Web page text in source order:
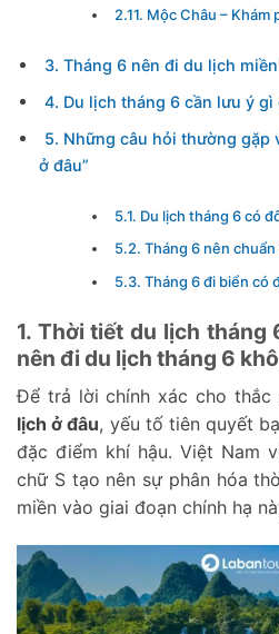
2.11. Mộc Châu –
3. Tháng 6 nên đi du lịch
4. Du lịch tháng 6 cần lưu ý
5. Những câu hỏi thường gặp
ở đâu”
5.1. Du lịch tháng 6 có
5.2. Tháng 6 nên
5.3. Tháng 6 đi biển có
1. Thời tiết du lịch tháng
nên đi du lịch tháng 6
Để trả lời chính xác cho thắc
lịch ở đâu, yếu tố tiên quyết
đặc điểm khí hậu. Việt Nam
chữ S tạo nên sự phân hóa
miền vào giai đoạn chính hạ